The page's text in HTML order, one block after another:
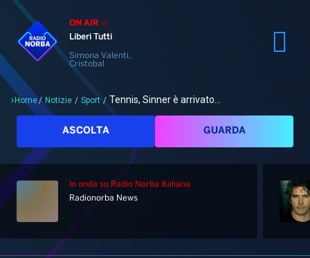
ON AIR
Liberi Tutti
Simona Valenti,
Cristobal
Cerca
Radio
Home/ Notizie / Sport / Tennis, Sinner è arrivato...
ASCOLTA GUARDA
In onda su Radio Norba Italiana
Radionorba News